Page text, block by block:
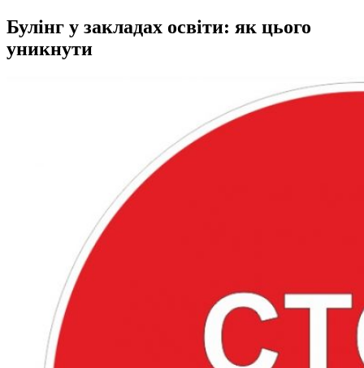
Булінг у закладах освіти: як цього
уникнути